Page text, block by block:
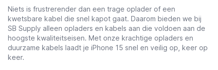
Niets is frustrerender dan een trage oplader of een
kwetsbare kabel die snel kapot gaat. Daarom bieden we bij
SB Supply alleen opladers en kabels aan die voldoen aan de
hoogste kwaliteitseisen. Met onze krachtige opladers en
duurzame kabels laadt je iPhone 15 snel en veilig op, keer op
keer.